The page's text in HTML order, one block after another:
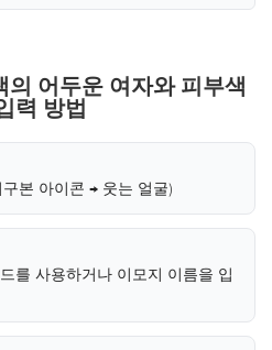
의 어두운 여자와 피부색
력 방법
본 아이콘 → 웃는 얼굴)
를 사용하거나 이모지 이름을 입